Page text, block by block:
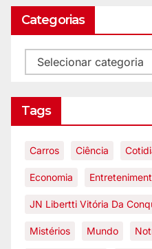
Categorias
Tags
Carros Ciência
Economia
JN Libertti Vitória Da
Mistérios Mundo